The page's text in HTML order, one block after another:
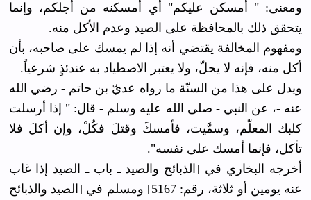
ومعنى: " أمسكن عليكم" أي أمسكنه من أجلكم، وإنما
يتحقق ذلك بالمحافظة على الصيد وعدم الأكل منه.
ومفهوم المخالفة يقتضي أنه إذا لم يمسك على صاحبه، بأن
أكل منه، فإنه لا يحلّ، ولا يعتبر الاصطياد به عندئذٍ شرعياً.
ويدل على هذا من السنّة ما رواه عديّ بن حاتم - رضي الله
عنه -، عن النبي - صلى الله عليه وسلم - قال: " إذا أرسلت
كلبك المعلّم، وسمَّيت، فأمسكَ وقتلَ فكُلْ، وإن أكلَ فلا
تأكل، فإنما أمسك على نفسه".
أخرجه البخاري في [الذبائح والصيد ـ باب ـ الصيد إذا غاب
عنه يومين أو ثلاثة، رقم: 5167] ومسلم في [الصيد والذبائح